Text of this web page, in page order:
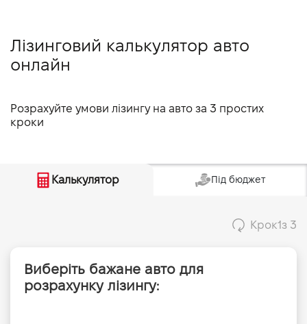
Лізинговий калькулятор авто
онлайн
Розрахуйте умови лізингу на авто за 3 простих
кроки
Калькулятор Під бюджет
Крок1з 3
Виберіть бажане авто для
розрахунку лізингу: